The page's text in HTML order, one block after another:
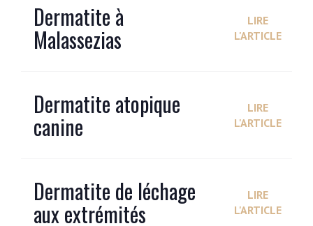
Dermatite à
Malassezias
LIRE
L'ARTICLE
Dermatite atopique
canine
LIRE
L'ARTICLE
Dermatite de léchage
aux extrémités
LIRE
L'ARTICLE